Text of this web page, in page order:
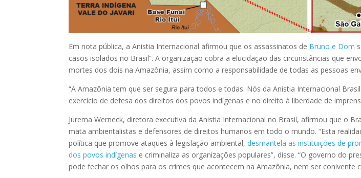
Em nota pública, a Anistia Internacional afirmou que os assassinatos de Bruno e Dom
casos isolados no Brasil”. A organização cobra a elucidação das circunstâncias que
mortes dos dois na Amazônia, assim como a responsabilidade de todas as pessoas
“A Amazônia tem que ser segura para todos e todas. Nós da Anistia Internacional
exercício de defesa dos direitos dos povos indígenas e no direito à liberdade de
Jurema Werneck, diretora executiva da Anistia Internacional no Brasil, afirmou que o
mata ambientalistas e defensores de direitos humanos em todo o mundo. “Esta
política que promove ataques à legislação ambiental,desmantela as instituições de
dos povos indígenas e criminaliza as organizações populares”, disse. “O governo do
pode fechar os olhos para os crimes que acontecem na Amazônia, nem ser conivente